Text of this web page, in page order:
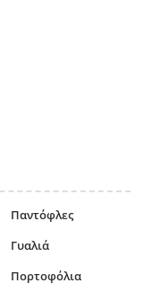
Παντόφλες
Γυαλιά
Πορτοφόλια